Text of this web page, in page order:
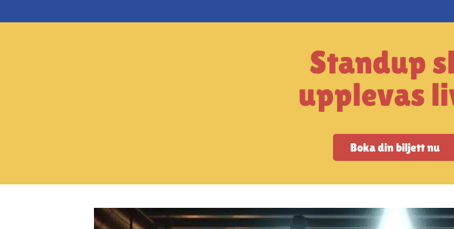
Standup
upplevas
Boka din biljett nu